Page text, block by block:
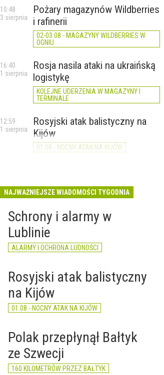
Pożary magazynów Wildberries
i rafinerii
02-03.08 - MAGAZYNY WILDBERRIES W
OGNIU
10:48
3 sierpnia
Rosja nasila ataki na ukraińską
logistykę
KOLEJNE UDERZENIA W MAGAZYNY I
TERMINALE
16:40
1 sierpnia
Rosyjski atak balistyczny na
Kijów
01.08 - NOCNY ATAK NA KIJÓW
12:59
1 sierpnia
NAJWAŻNIEJSZE WIADOMOŚCI TYGODNIA
Schrony i alarmy w
Lublinie
ALARMY I OCHRONA LUDNOŚCI
Rosyjski atak balistyczny
na Kijów
01.08 - NOCNY ATAK NA KIJÓW
Polak przepłynął Bałtyk
ze Szwecji
160 KILOMETRÓW PRZEZ BAŁTYK